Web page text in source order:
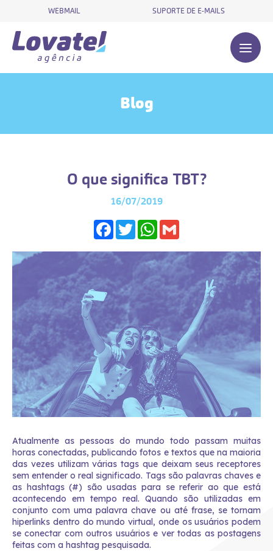
WEBMAIL SUPORTE DE E-MAILS
Blog
O que significa TBT?
16/07/2019
Facebook
TwitterWhatsApp
Atualmente as pessoas do mundo todo passam muitas
horas conectadas, publicando fotos e textos que na maioria
das vezes utilizam várias tags que deixam seus receptores
sem entender o real significado. Tags são palavras chaves e
as hashtags (#) são usadas para se referir ao que está
acontecendo em tempo real. Quando são utilizadas em
conjunto com uma palavra chave ou até frase, se tornam
hiperlinks dentro do mundo virtual, onde os usuários podem
se conectar com outros usuários e ver todas as postagens
feitas com a hashtag pesquisada.